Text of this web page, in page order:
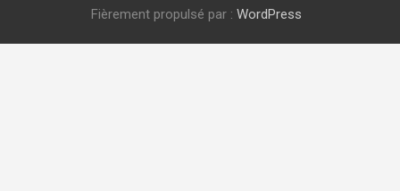
Fièrement propulsé par : WordPress